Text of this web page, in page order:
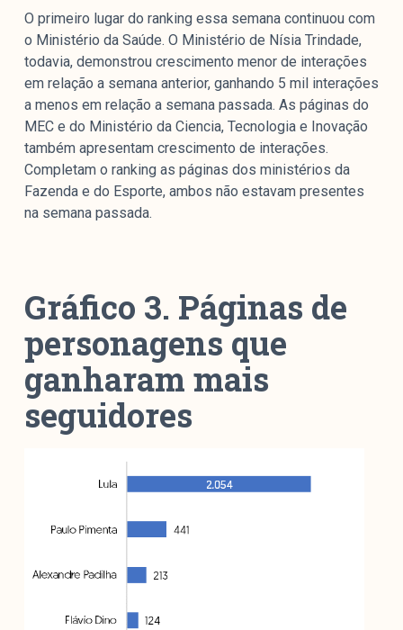
O primeiro lugar do ranking essa semana continuou com
o Ministério da Saúde. O Ministério de Nísia Trindade,
todavia, demonstrou crescimento menor de interações
em relação a semana anterior, ganhando 5 mil interações
a menos em relação a semana passada. As páginas do
MEC e do Ministério da Ciencia, Tecnologia e Inovação
também apresentam crescimento de interações.
Completam o ranking as páginas dos ministérios da
Fazenda e do Esporte, ambos não estavam presentes
na semana passada.
Gráfico 3. Páginas de
personagens que
ganharam mais
seguidores